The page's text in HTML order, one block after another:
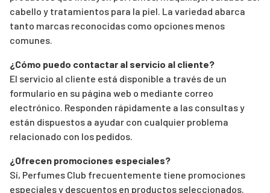
cabello y tratamientos para la piel. La variedad abarca
tanto marcas reconocidas como opciones menos
comunes.
¿Cómo puedo contactar al servicio al cliente?
El servicio al cliente está disponible a través de un
formulario en su página web o mediante correo
electrónico. Responden rápidamente a las consultas y
están dispuestos a ayudar con cualquier problema
relacionado con los pedidos.
¿Ofrecen promociones especiales?
Sí, Perfumes Club frecuentemente tiene promociones
especiales y descuentos en productos seleccionados.